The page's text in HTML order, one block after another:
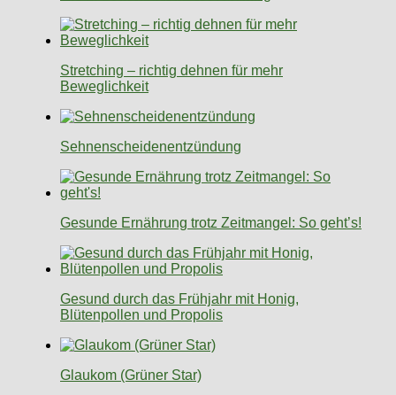
Stretching – richtig dehnen für mehr
Beweglichkeit
Sehnenscheidenentzündung
Gesunde Ernährung trotz Zeitmangel: So geht’s!
Gesund durch das Frühjahr mit Honig,
Blütenpollen und Propolis
Glaukom (Grüner Star)